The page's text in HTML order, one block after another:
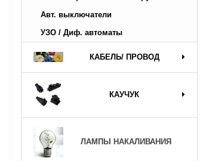
Авт. выключатели
УЗО / Диф. автоматы
КАБЕЛЬ/ ПРОВОД
КАУЧУК
ЛАМПЫ НАКАЛИВАНИЯ